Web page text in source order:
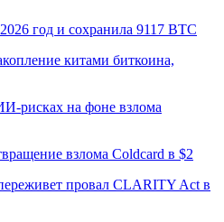
год и сохранила 9117 BTC
китами биткоина,
рисках на фоне взлома
взлома Coldcard в $2
провал CLARITY Act в